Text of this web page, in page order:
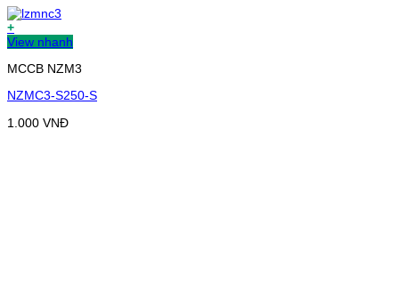
+
View nhanh
MCCB NZM3
NZMC3-S250-S
1.000 VNĐ